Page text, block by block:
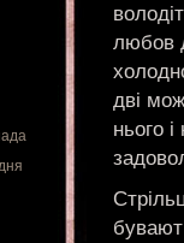
любов
дві
нього